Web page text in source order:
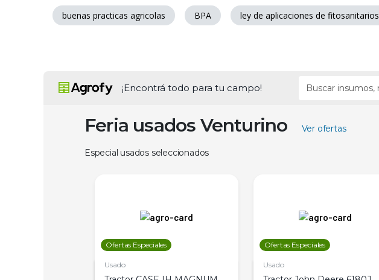
buenas practicas agricolas BPA ley de aplicaciones de fitosanitarios
¡Encontrá todo para tu campo!
Feria usados Venturino Ver ofertas
Especial usados seleccionados
Ofertas Especiales
Usado
Ofertas Especiales
Usado